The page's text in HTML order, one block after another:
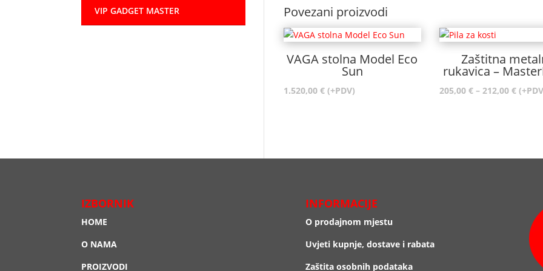
Povezani proizvodi
VAGA stolna Model Eco
Sun
1.520,00 € (+PDV)
Zaštitna
rukavica –
205,00 € – 212,00 €
VIP GADGET MASTER
IZBORNIK
HOME
O NAMA
PROIZVODI
INFORMACIJE
O prodajnom mjestu
Uvjeti kupnje, dostave i rabata
Zaštita osobnih podataka